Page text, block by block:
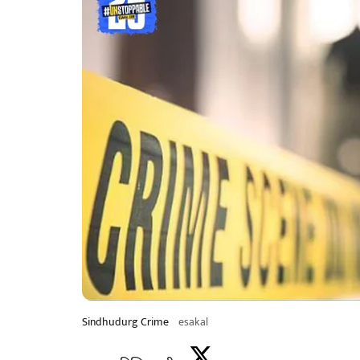
Sindhudurg Crime esakal